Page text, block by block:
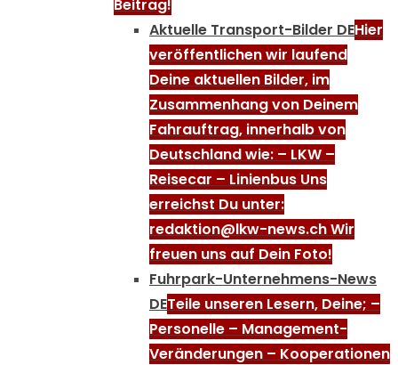
Beitrag!
Aktuelle Transport-Bilder DEHier
veröffentlichen wir laufend
Deine aktuellen Bilder, im
Zusammenhang von Deinem
Fahrauftrag, innerhalb von
Deutschland wie: – LKW –
Reisecar – Linienbus Uns
erreichst Du unter:
redaktion@lkw-news.ch Wir
freuen uns auf Dein Foto!
Fuhrpark-Unternehmens-News
DETeile unseren Lesern, Deine; –
Personelle – Management-
Veränderungen – Kooperationen